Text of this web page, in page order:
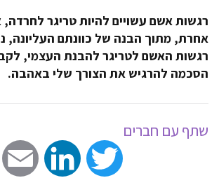
רגשות אשם עשויים להיות טריגר
אחרת, מתוך הבנה של כוונתם העליונה,
רגשות האשם לטריגר להבנת העצמי,
הסכמה להרגיש את הצורך שלי באהבה.
שתף עם חברים
Twitter
LinkedIn